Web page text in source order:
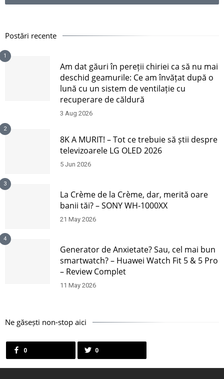
Postări recente
1
Am dat găuri în pereții chiriei ca să nu mai
deschid geamurile: Ce am învățat după o
lună cu un sistem de ventilație cu
recuperare de căldură
3 Aug 2026
2
8K A MURIT! – Tot ce trebuie să știi despre
televizoarele LG OLED 2026
5 Jun 2026
3
La Crème de la Crème, dar, merită oare
banii tăi? – SONY WH-1000XX
21 May 2026
4
Generator de Anxietate? Sau, cel mai bun
smartwatch? – Huawei Watch Fit 5 & 5 Pro
– Review Complet
11 May 2026
Ne găsești non-stop aici
0 0